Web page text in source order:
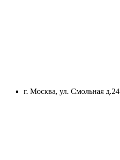
г. Москва, ул. Смольная д.24